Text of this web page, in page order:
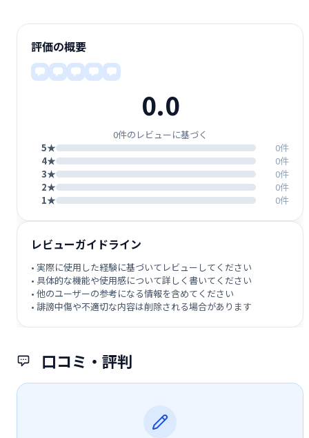
口コミ・評判
評価の概要
0.0
0件のレビューに基づく
5★
0件
4★
0件
3★
0件
2★
0件
1★
0件
レビューガイドライン
• 実際に使用した経験に基づいてレビューしてください
• 具体的な機能や使用感について詳しく書いてください
• 他のユーザーの参考になる情報を含めてください
• 誹謗中傷や不適切な内容は削除される場合があります